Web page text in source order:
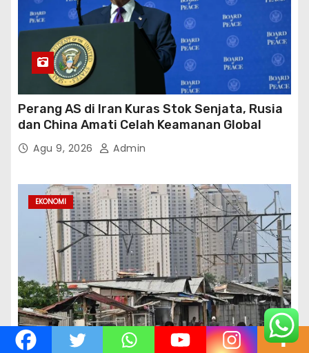
Perang AS di Iran Kuras Stok Senjata, Rusia
dan China Amati Celah Keamanan Global
Agu 9, 2026 Admin
EKONOMI